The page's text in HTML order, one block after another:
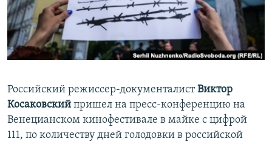
ПОБЕДИТЕЛЕЙ НЕ СУДЯТ?
КРЫМ.НЕПОКОРЕННЫЙ
ELIFBE
ПРИСОЕДИНЯЙТЕСЬ!
Все сайты RFE/RL
Российский режиссер-документалистВиктор
Косаковский пришел на пресс-конференцию на
Венецианском кинофестивале в майке с цифрой
111, по количеству дней голодовки в российской